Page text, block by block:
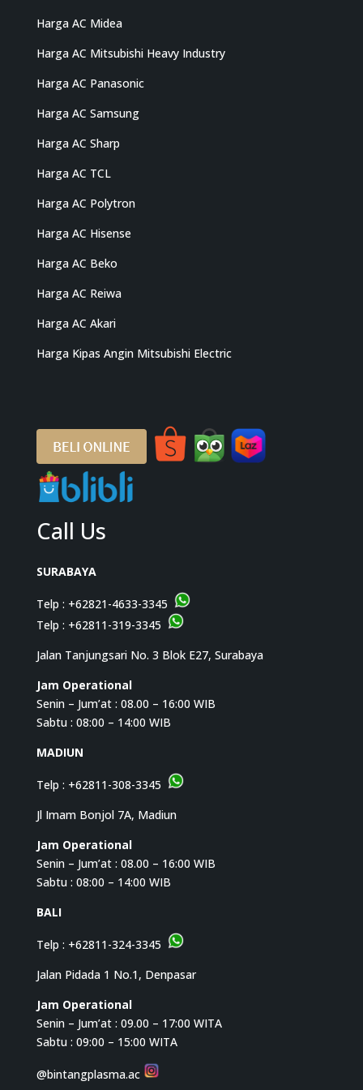
Harga AC Midea
Harga AC Mitsubishi Heavy Industry
Harga AC Panasonic
Harga AC Samsung
Harga AC Sharp
Harga AC TCL
Harga AC Polytron
Harga AC Hisense
Harga AC Beko
Harga AC Reiwa
Harga AC Akari
Harga Kipas Angin Mitsubishi Electric
Call Us
SURABAYA
Telp : +62821-4633-3345
Telp : +62811-319-3345
Jalan Tanjungsari No. 3 Blok E27, Surabaya
Jam Operational
Senin – Jum’at : 08.00 – 16:00 WIB
Sabtu : 08:00 – 14:00 WIB
MADIUN
Telp : +62811-308-3345
Jl Imam Bonjol 7A, Madiun
Jam Operational
Senin – Jum’at : 08.00 – 16:00 WIB
Sabtu : 08:00 – 14:00 WIB
BALI
Telp : +62811-324-3345
Jalan Pidada 1 No.1, Denpasar
Jam Operational
Senin – Jum’at : 09.00 – 17:00 WITA
Sabtu : 09:00 – 15:00 WITA
@bintangplasma.ac